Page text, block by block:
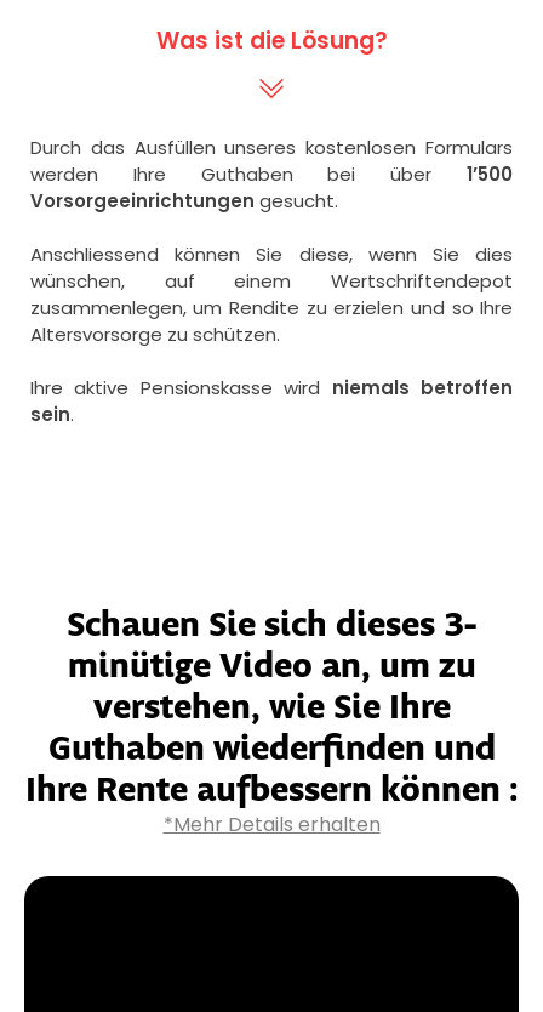
Was ist die Lösung?
Durch das Ausfüllen unseres kostenlosen Formulars
werden Ihre Guthaben bei über1’500
Vorsorgeeinrichtungen gesucht.
Anschliessend können Sie diese, wenn Sie dies
wünschen, auf einem Wertschriftendepot
zusammenlegen, um Rendite zu erzielen und so Ihre
Altersvorsorge zu schützen.
Ihre aktive Pensionskasse wird niemals betroffen
sein.
Schauen Sie sich dieses 3-
minütige Video an, um zu
verstehen, wie Sie Ihre
Guthaben wiederfinden und
Ihre Rente aufbessern können :
*Mehr Details erhalten